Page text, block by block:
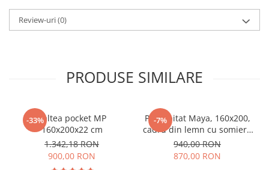
Review-uri(0)
PRODUSE SIMILARE
-33%Saltea pocket MP
160x200x22 cm
1.342,18 RON
900,00 RON
-7%
Pat tapitat Maya, 160x200,
cadru din lemn cu somiera
fixa, culoare Bej
940,00 RON
870,00 RON